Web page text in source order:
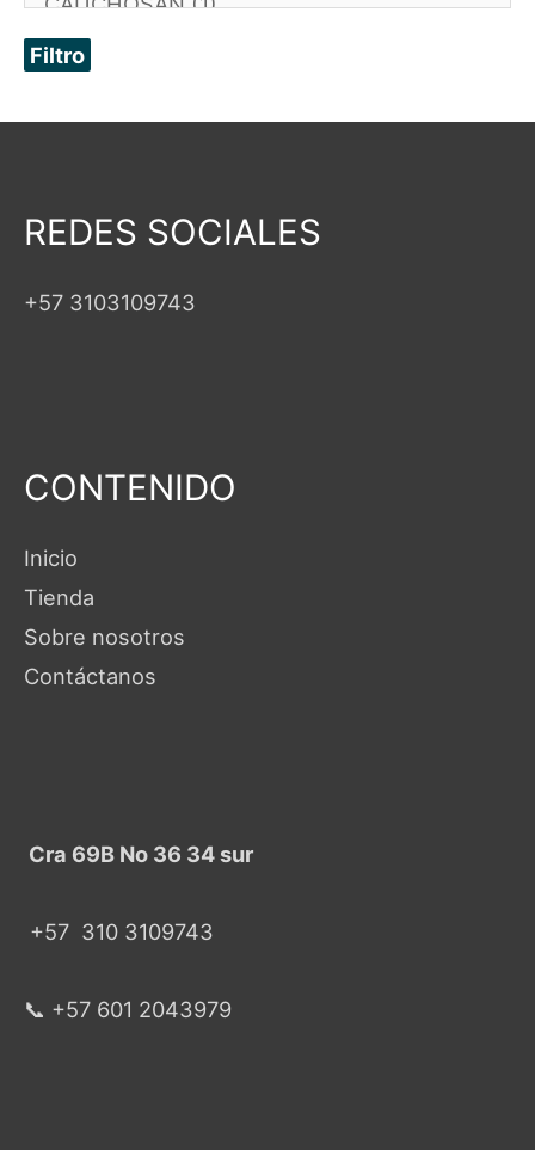
Filtro
REDES SOCIALES
+57 3103109743
CONTENIDO
Inicio
Tienda
Sobre nosotros
Contáctanos
Cra 69B No 36 34 sur
+57 310 3109743
📞 +57 601 2043979